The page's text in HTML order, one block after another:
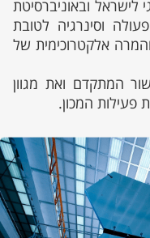
לישראל ובאוניברסיטת
וסינרגיה לטובת
אלקטרוכימית של
המתקדם ואת מגוון
פעילות המכון.